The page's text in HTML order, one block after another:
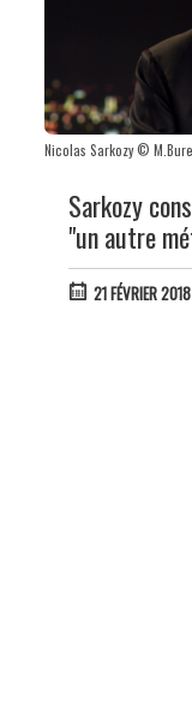
Nicolas Sarkozy ©
Sarkozy
"un autre
21 FÉVRIER